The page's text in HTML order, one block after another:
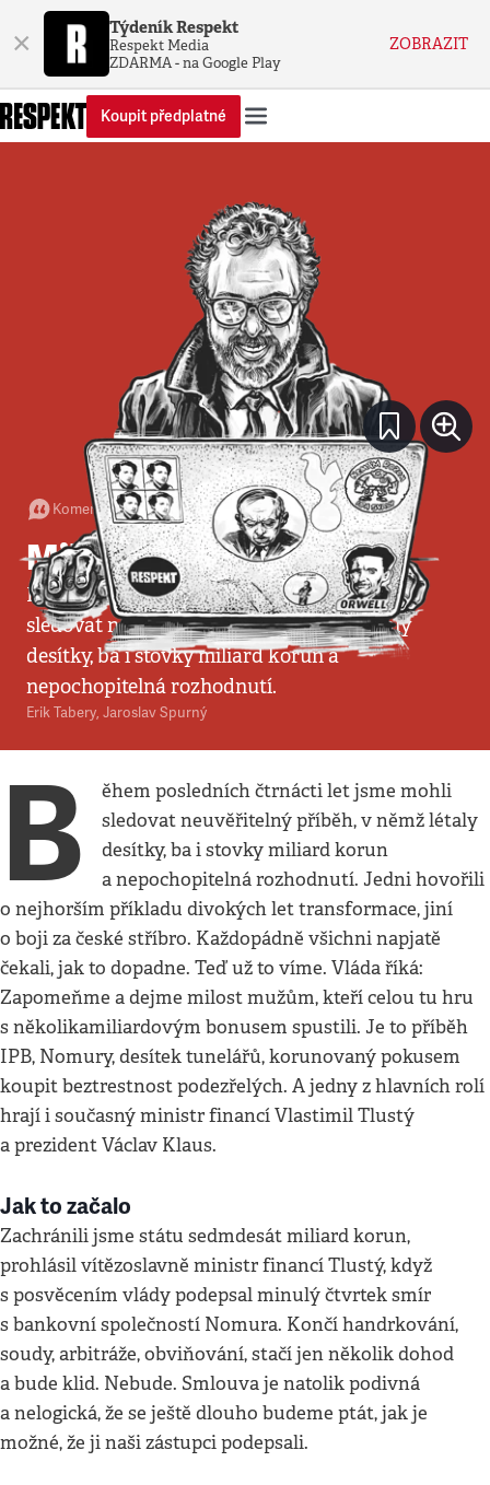
× Týdeník Respekt
Respekt Media
ZDARMA - na Google Play
ZOBRAZIT
Koupit předplatné
Komentář•3. 12. 2006•6 minut
Milost pro prezidenta
Během posledních čtrnácti let jsme mohli
sledovat neuvěřitelný příběh, v němž létaly
desítky, ba i stovky miliard korun a
nepochopitelná rozhodnutí.
Erik Tabery, Jaroslav Spurný
B
ěhem posledních čtrnácti let jsme mohli
sledovat neuvěřitelný příběh, v němž létaly
desítky, ba i stovky miliard korun
a nepochopitelná rozhodnutí. Jedni hovořili
o nejhorším příkladu divokých let transformace, jiní
o boji za české stříbro. Každopádně všichni napjatě
čekali, jak to dopadne. Teď už to víme. Vláda říká:
Zapomeňme a dejme milost mužům, kteří celou tu hru
s několikamiliardovým bonusem spustili. Je to příběh
IPB, Nomury, desítek tunelářů, korunovaný pokusem
koupit beztrestnost podezřelých. A jedny z hlavních rolí
hrají i současný ministr financí Vlastimil Tlustý
a prezident Václav Klaus.
Jak to začalo
Zachránili jsme státu sedmdesát miliard korun,
prohlásil vítězoslavně ministr financí Tlustý, když
s posvěcením vlády podepsal minulý čtvrtek smír
s bankovní společností Nomura. Končí handrkování,
soudy, arbitráže, obviňování, stačí jen několik dohod
a bude klid. Nebude. Smlouva je natolik podivná
a nelogická, že se ještě dlouho budeme ptát, jak je
možné, že ji naši zástupci podepsali.